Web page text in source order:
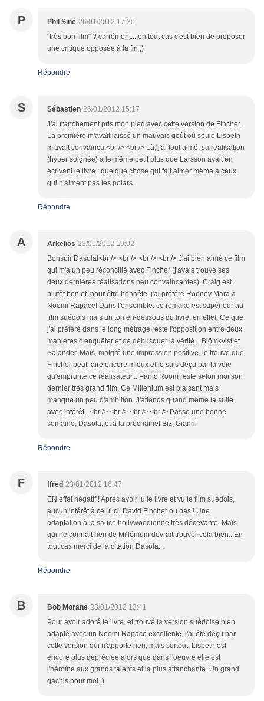
P Phil Siné 26/01/2012 17:30
"très bon film" ? carrément... en tout cas c'est bien de proposer
une critique opposée à la fin ;)
Répondre
S Sébastien 26/01/2012 15:17
J'ai franchement pris mon pied avec cette version de Fincher.
La première m'avait laissé un mauvais goût où seule Lisbeth
m'avait convaincu.<br /> <br /> Là, j'ai tout aimé, sa réalisation
(hyper soignée) a le même petit plus que Larsson avait en
écrivant le livre : quelque chose qui fait aimer même à ceux
qui n'aiment pas les polars.
Répondre
A Arkelios 23/01/2012 19:02
Bonsoir Dasola!<br /> <br /> <br /> <br /> J'ai bien aimé ce film
qui m'a un peu réconcilié avec Fincher (j'avais trouvé ses
deux dernières réalisations peu convaincantes). Craig est
plutôt bon et, pour être honnête, j'ai préféré Rooney Mara à
Noomi Rapace! Dans l'ensemble, ce remake est supérieur au
film suédois mais un ton en-dessous du livre, en effet. Ce que
j'ai préféré dans le long métrage reste l'opposition entre deux
manières d'enquêter et de débusquer la vérité... Blömkvist et
Salander. Mais, malgré une impression positive, je trouve que
Fincher peut faire encore mieux et je suis déçu par la voie
qu'emprunte ce réalisateur... Panic Room reste selon moi son
dernier très grand film. Ce Millenium est plaisant mais
manque un peu d'ambition. J'attends quand même la suite
avec intérêt...<br /> <br /> <br /> <br /> Passe une bonne
semaine, Dasola, et à la prochaine! Biz, Gianni
Répondre
F ffred 23/01/2012 16:47
EN effet négatif ! Après avoir lu le livre et vu le film suédois,
aucun intérêt à celui ci, David Fincher ou pas ! Une
adaptation à la sauce hollywoodienne très décevante. Mais
qui ne connait rien de Millénium devrait trouver cela bien...En
tout cas merci de la citation Dasola...
Répondre
B Bob Morane 23/01/2012 13:41
Pour avoir adoré le livre, et trouvé la version suédoise bien
adapté avec un Noomi Rapace excellente, j'ai été déçu par
cette version qui n'apporte rien, mais surtout, Lisbeth est
encore plus dépréciée alors que dans l'oeuvre elle est
l'héroïne aux grands talents et la plus attanchante. Un grand
gachis pour moi :)